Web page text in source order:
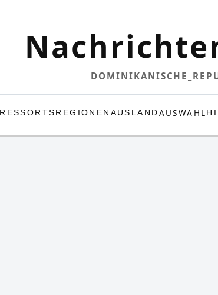
RESSORTS REGIONEN AUSLAND AUSWAHL